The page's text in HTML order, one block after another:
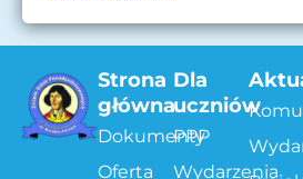
Strona
główna
Dokumenty
Oferta
Dla
uczniów
PPP
Wydarzenia